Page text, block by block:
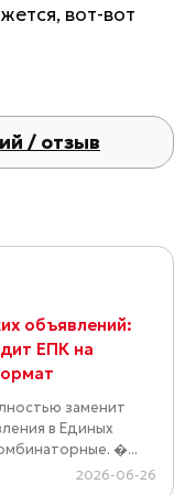
вот-вот
/ отзыв
объявлений:
ЕПК на
заменит
в Единых
�...
2026-06-26